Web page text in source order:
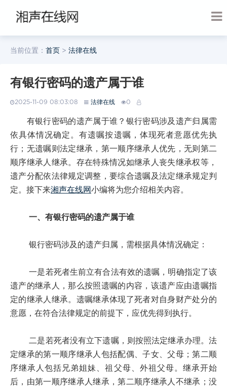
当前位置： 首页 > 法律在线
有银行密码的遗产属于谁
2025-11-09 08:03:08 法律在线 0
有银行密码的遗产属于谁？银行密码涉及遗产归属需
依具体情况确定。有遗嘱按遗嘱，体现死者意愿优先执
行；无遗嘱则法定继承，第一顺序继承人优先，无则第二
顺序继承人继承。存在特殊情况如继承人丧失继承权等，
遗产分配依法律规定调整，要综合遗嘱及法定继承规定判
定。接下来湘声在线网小编将为您介绍相关内容。
一、有银行密码的遗产属于谁
银行密码涉及的遗产归属，需根据具体情况确定：
一是若死者生前立有合法有效的遗嘱，明确指定了该
遗产的继承人，那么按照遗嘱的内容，该遗产应由遗嘱指
定的继承人继承。遗嘱继承体现了死者对自身财产处分的
意愿，在符合法律规定的前提下，应优先得到执行。
二是若死者没有立下遗嘱，则按照法定继承办理。法
定继承的第一顺序继承人包括配偶、子女、父母；第二顺
序继承人包括兄弟姐妹、祖父母、外祖父母。继承开始
后，由第一顺序继承人继承，第二顺序继承人不继承；没